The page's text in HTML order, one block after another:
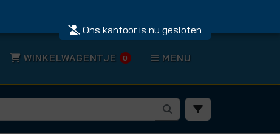
Ons kantoor is nu gesloten
WINKELWAGENTJE 0 MENU